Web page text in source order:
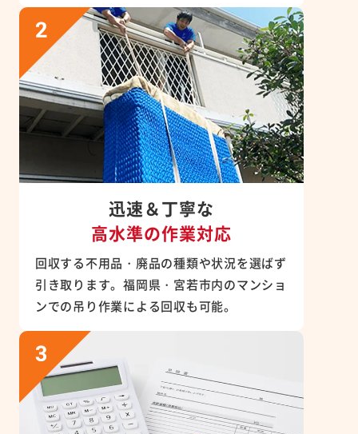
迅速＆丁寧な
高水準の作業対応
回収する不用品・廃品の種類や状況を選ばず
引き取ります。福岡県・宮若市内のマンショ
ンでの吊り作業による回収も可能。